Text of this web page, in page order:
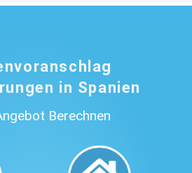
in Spanien
Berechnen